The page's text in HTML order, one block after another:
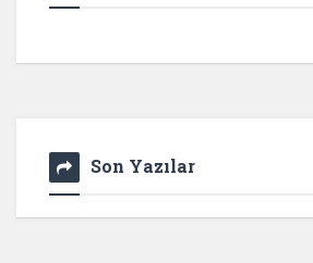
Son Yazılar